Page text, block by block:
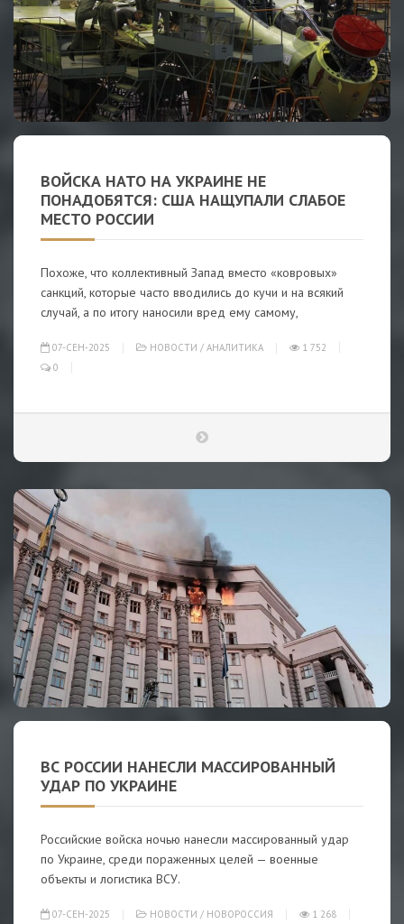
ВОЙСКА НАТО НА УКРАИНЕ НЕ
ПОНАДОБЯТСЯ: США НАЩУПАЛИ СЛАБОЕ
МЕСТО РОССИИ
Похоже, что коллективный Запад вместо «ковровых»
санкций, которые часто вводились до кучи и на всякий
случай, а по итогу наносили вред ему самому,
07-СЕН-2025 НОВОСТИ / АНАЛИТИКА
1 752
0
ВС РОССИИ НАНЕСЛИ МАССИРОВАННЫЙ
УДАР ПО УКРАИНЕ
Российские войска ночью нанесли массированный удар
по Украине, среди пораженных целей — военные
объекты и логистика ВСУ.
07-СЕН-2025 НОВОСТИ / НОВОРОССИЯ 1 268